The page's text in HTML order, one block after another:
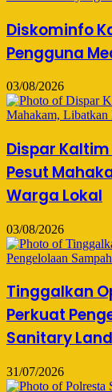
Diskominfo
Pengguna
03/08/2026
Dispar
Pesut
Warga Lokal
03/08/2026
Tinggalkan
Perkuat
Sanitary
31/07/2026